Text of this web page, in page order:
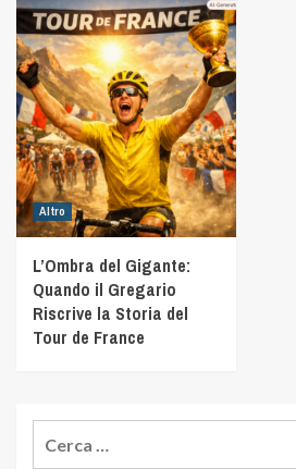
Altro
L’Ombra del Gigante:
Quando il Gregario
Riscrive la Storia del
Tour de France